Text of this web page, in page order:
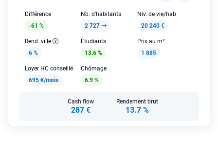
Différence
-61 %
Nb. d'habitants
2 727
Niv. de vie/hab
20 240 €
Rend. ville
6 %
Étudiants
13.6 %
Prix au m²
1 885
Loyer HC conseillé
695 €/mois
Chômage
6.9 %
Cash flow
287 €
Rendement brut
13.7 %